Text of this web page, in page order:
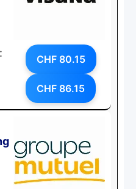
CHF 80.15
CHF 86.15